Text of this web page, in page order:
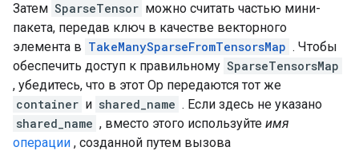
Затем SparseTensor можно считать частью мини-
пакета, передав ключ в качестве векторного
элемента в TakeManySparseFromTensorsMap . Чтобы
обеспечить доступ к правильному SparseTensorsMap
, убедитесь, что в этот Op передаются тот же
container и shared_name . Если здесь не указано
shared_name , вместо этого используйте имя
операции , созданной путем вызова